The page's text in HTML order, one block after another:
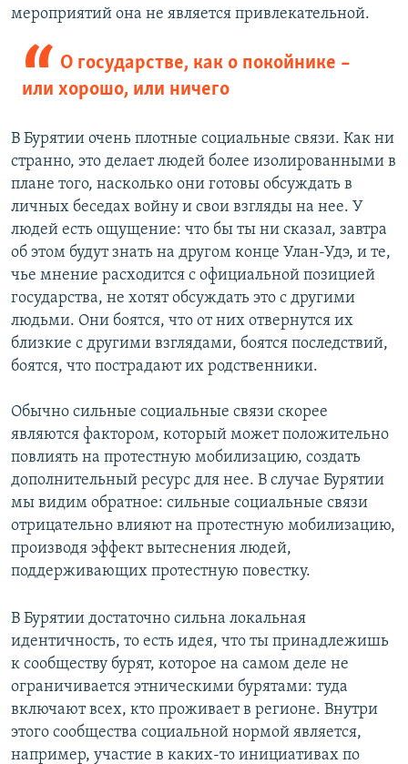
мероприятий она не является привлекательной.
О государстве, как о покойнике –
или хорошо, или ничего
В Бурятии очень плотные социальные связи. Как ни
странно, это делает людей более изолированными в
плане того, насколько они готовы обсуждать в
личных беседах войну и свои взгляды на нее. У
людей есть ощущение: что бы ты ни сказал, завтра
об этом будут знать на другом конце Улан-Удэ, и те,
чье мнение расходится с официальной позицией
государства, не хотят обсуждать это с другими
людьми. Они боятся, что от них отвернутся их
близкие с другими взглядами, боятся последствий,
боятся, что пострадают их родственники.
Обычно сильные социальные связи скорее
являются фактором, который может положительно
повлиять на протестную мобилизацию, создать
дополнительный ресурс для нее. В случае Бурятии
мы видим обратное: сильные социальные связи
отрицательно влияют на протестную мобилизацию,
производя эффект вытеснения людей,
поддерживающих протестную повестку.
В Бурятии достаточно сильна локальная
идентичность, то есть идея, что ты принадлежишь
к сообществу бурят, которое на самом деле не
ограничивается этническими бурятами: туда
включают всех, кто проживает в регионе. Внутри
этого сообщества социальной нормой является,
например, участие в каких-то инициативах по